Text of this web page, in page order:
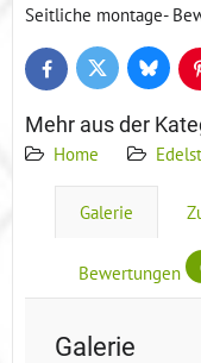
Seitliche montage-
FacebookTwitter Bluesky
Mehr aus der
Home
Galerie
Bewertungen
Galerie